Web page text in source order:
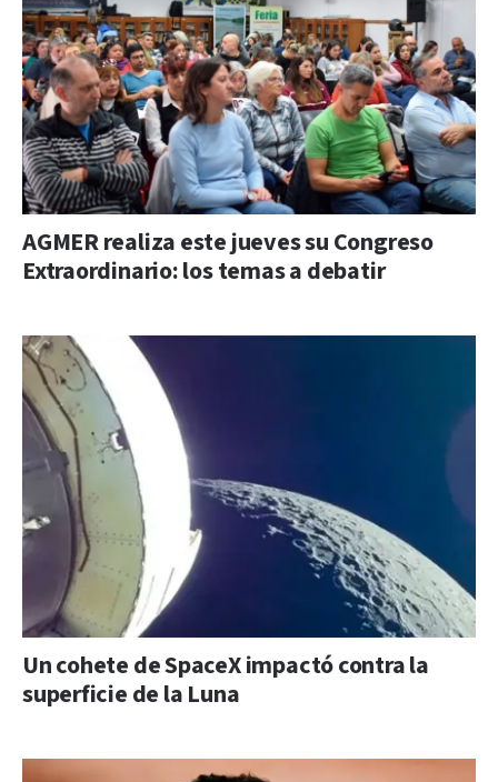
AGMER realiza este jueves su Congreso
Extraordinario: los temas a debatir
Un cohete de SpaceX impactó contra la
superficie de la Luna